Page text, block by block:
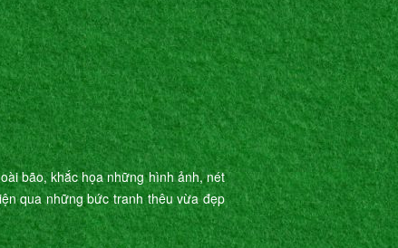
bão, khắc họa những hình ảnh, nét
qua những bức tranh thêu vừa đẹp